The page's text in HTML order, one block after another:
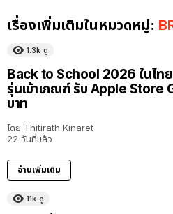
เรื่องเพิ่มเติมในหมวดหมู่:
1.3k ดู
Back to School 2026 ในไท
รุ่นเข้าเกณฑ์ รับ Apple Store
บาท
โดย Thitirath Kinaret
22 วันที่แล้ว
อ่านเพิ่มเติม
11k ดู